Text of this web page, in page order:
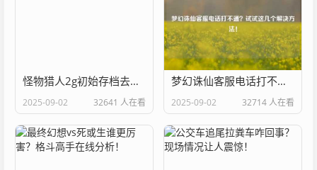
怪物猎人2g初始存档去哪找？几个网站帮你搞定！
2025-09-02 32641 人在看
梦幻诛仙客服电话打不通？试试这几个解决方法！
2025-09-02 32714 人在看